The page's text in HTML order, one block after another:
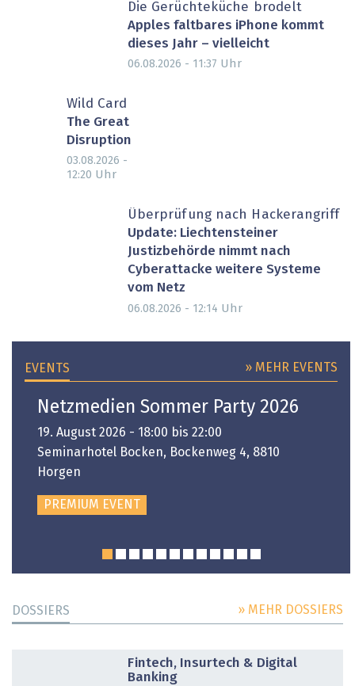
Die Gerüchteküche brodelt
Apples faltbares iPhone kommt
dieses Jahr – vielleicht
06.08.2026 - 11:37 Uhr
Wild Card
The Great
Disruption
03.08.2026 -
12:20 Uhr
Überprüfung nach Hackerangriff
Update: Liechtensteiner
Justizbehörde nimmt nach
Cyberattacke weitere Systeme
vom Netz
06.08.2026 - 12:14 Uhr
EVENTS » MEHR EVENTS
Netzmedien Sommer Party 2026
19. August 2026 - 18:00 bis 22:00
Seminarhotel Bocken, Bockenweg 4, 8810
Horgen
PREMIUM EVENT
DOSSIERS » MEHR DOSSIERS
Fintech, Insurtech & Digital
Banking